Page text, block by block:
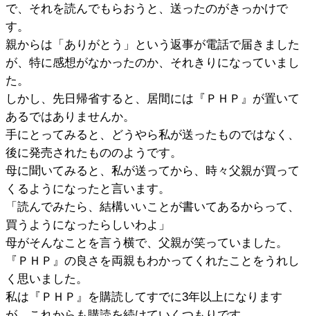
で、それを読んでもらおうと、送ったのがきっかけで
す。
親からは「ありがとう」という返事が電話で届きました
が、特に感想がなかったのか、それきりになっていまし
た。
しかし、先日帰省すると、居間には『ＰＨＰ』が置いて
あるではありませんか。
手にとってみると、どうやら私が送ったものではなく、
後に発売されたもののようです。
母に聞いてみると、私が送ってから、時々父親が買って
くるようになったと言います。
「読んでみたら、結構いいことが書いてあるからって、
買うようになったらしいわよ」
母がそんなことを言う横で、父親が笑っていました。
『ＰＨＰ』の良さを両親もわかってくれたことをうれし
く思いました。
私は『ＰＨＰ』を購読してすでに3年以上になります